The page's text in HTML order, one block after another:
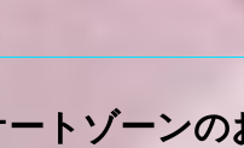
ートゾーンの